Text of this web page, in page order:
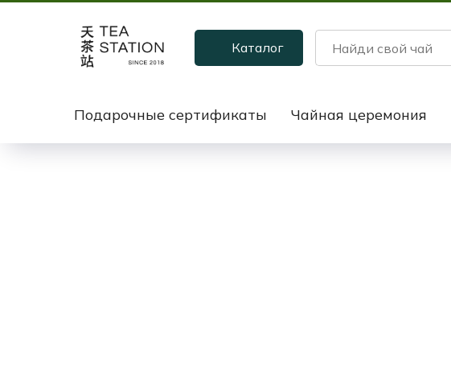
Каталог
Подарочные сертификаты Чайная церемония